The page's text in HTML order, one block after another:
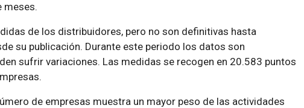
meses.
de los distribuidores, pero no son definitivas hasta
su publicación. Durante este periodo los datos son
sufrir variaciones. Las medidas se recogen en 20.583 puntos
de empresas muestra un mayor peso de las actividades